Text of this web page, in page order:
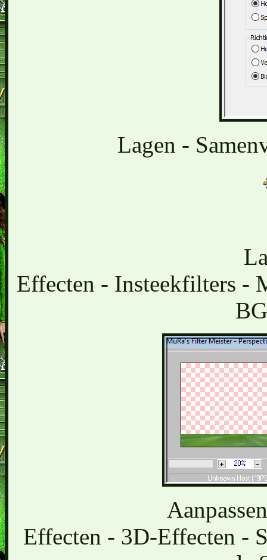
Lagen -
Effecten - Insteekfilters -
Effecten - 3D-Effecten -